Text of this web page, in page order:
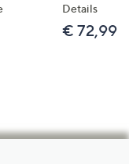
Details
€ 72,99